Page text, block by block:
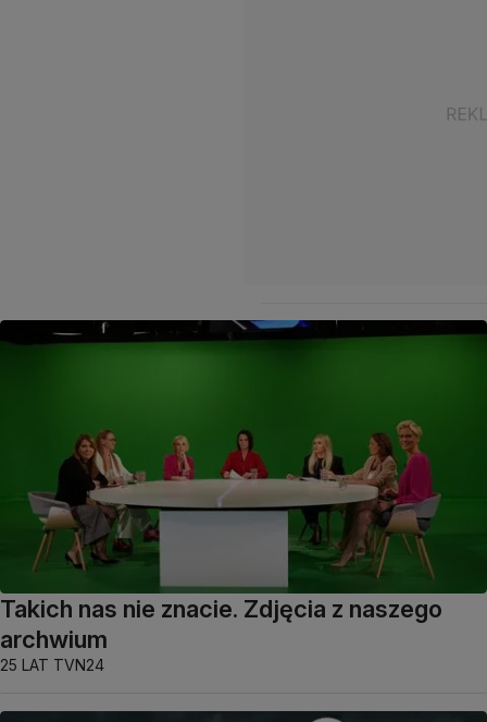
Takich nas nie znacie. Zdjęcia z naszego
archwium
25 LAT TVN24